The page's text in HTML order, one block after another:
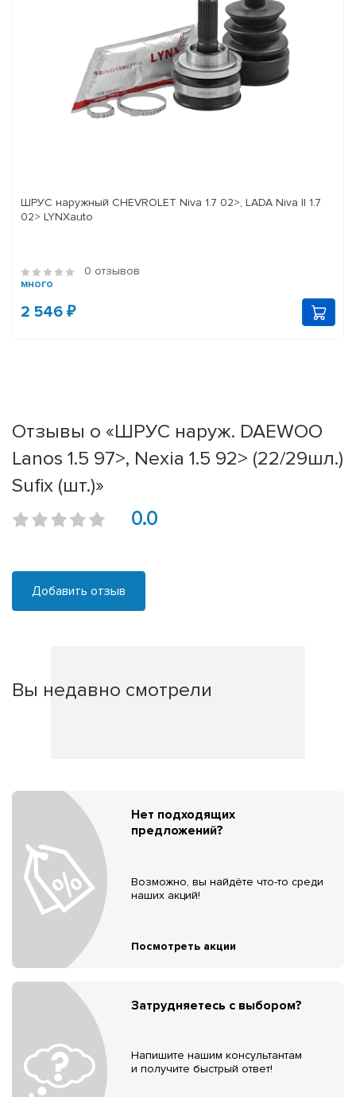
ШРУС наружный CHEVROLET Niva 1.7 02>, LADA Niva II 1.7
02> LYNXauto
0 отзывов
много
2 546 ₽
Отзывы о «ШРУС наруж. DAEWOO
Lanos 1.5 97>, Nexia 1.5 92> (22/29шл.)
Sufix (шт.)»
0.0
Добавить отзыв
Вы недавно смотрели
Нет подходящих
предложений?
Возможно, вы найдёте что-то среди
наших акций!
Посмотреть акции
Затрудняетесь с выбором?
Напишите нашим консультантам
и получите быстрый ответ!